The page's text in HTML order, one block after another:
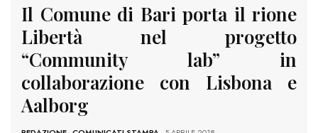
Il Comune di Bari porta il rione
Libertà nel progetto
“Community lab” in
collaborazione con Lisbona e
Aalborg